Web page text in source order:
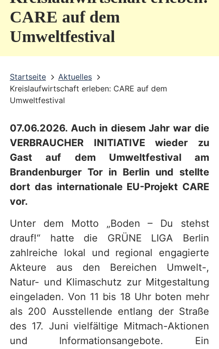
CARE auf dem
Umweltfestival
Startseite
Aktuelles
Kreislaufwirtschaft erleben: CARE auf dem
Umweltfestival
07.06.2026. Auch in diesem Jahr war die
VERBRAUCHER INITIATIVE wieder zu
Gast auf dem Umweltfestival am
Brandenburger Tor in Berlin und stellte
dort das internationale EU-Projekt CARE
vor.
Unter dem Motto „Boden – Du stehst
drauf!“ hatte die GRÜNE LIGA Berlin
zahlreiche lokal und regional engagierte
Akteure aus den Bereichen Umwelt-,
Natur- und Klimaschutz zur Mitgestaltung
eingeladen. Von 11 bis 18 Uhr boten mehr
als 200 Ausstellende entlang der Straße
des 17. Juni vielfältige Mitmach-Aktionen
und Informationsangebote. Ein